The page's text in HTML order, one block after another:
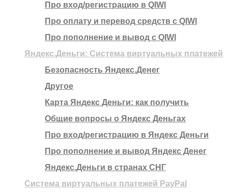
Про вход/регистрацию в QIWI
Про оплату и перевод средств c QIWI
Про пополнение и вывод с QIWI
Яндекс.Деньги: Система виртуальных платежей
Безопасность Яндекс.Денег
Другое
Карта Яндекс Деньги: как получить
Общие вопросы о Яндекс Деньгах
Про вход/регистрацию в Яндекс Деньги
Про пополнение и вывод Яндекс Денег
Яндекс.Деньги в странах СНГ
Система виртуальных платежей PayPal